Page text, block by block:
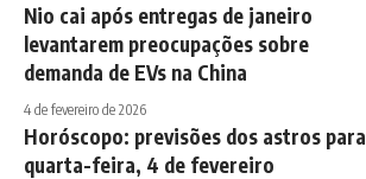
Nio cai após entregas de janeiro
levantarem preocupações sobre
demanda de EVs na China
4 de fevereiro de 2026
Horóscopo: previsões dos astros para
quarta-feira, 4 de fevereiro